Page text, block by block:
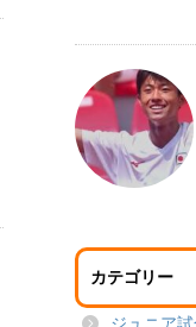
カテゴリー